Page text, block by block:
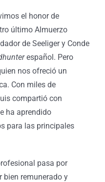
el honor de
último Almuerzo
de Seeliger y Conde
español. Pero
nos ofreció un
Con miles de
compartió con
ha aprendido
para las principales
pasa por
bien remunerado y